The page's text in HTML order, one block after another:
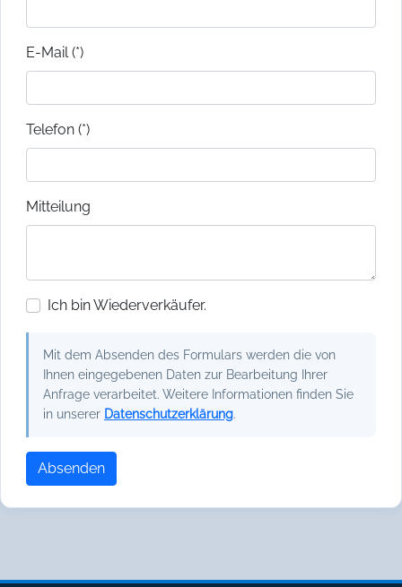
E-Mail (*)
Telefon (*)
Mitteilung
Ich bin Wiederverkäufer.
Mit dem Absenden des Formulars werden die von
Ihnen eingegebenen Daten zur Bearbeitung Ihrer
Anfrage verarbeitet. Weitere Informationen finden Sie
in unserer Datenschutzerklärung.
Absenden